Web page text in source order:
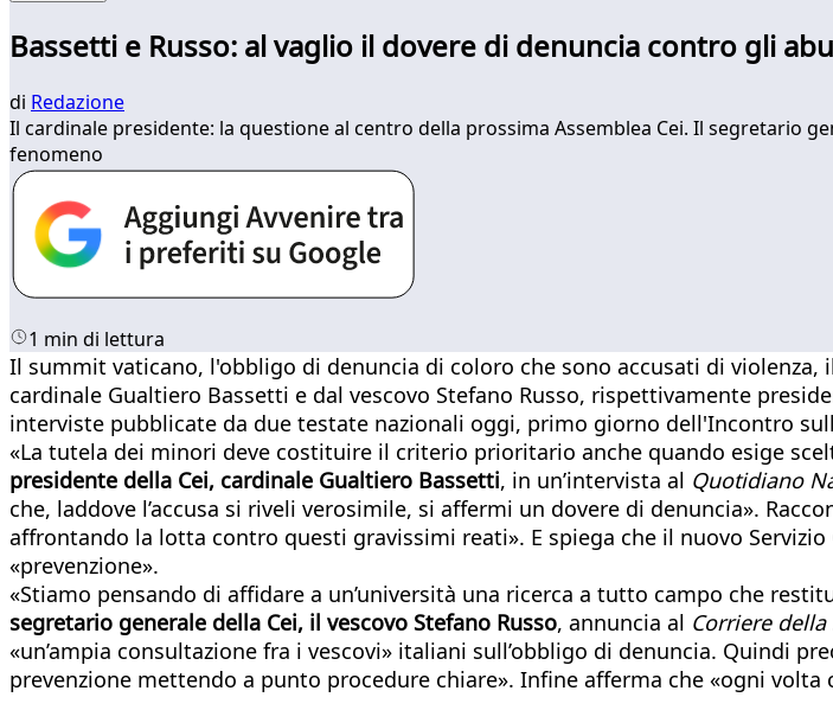
Bassetti e Russo: al vaglio il dovere di denuncia contro gli
di Redazione
Il cardinale presidente: la questione al centro della prossima Assemblea Cei. Il segretario
fenomeno
1 min di lettura
Il summit vaticano, l'obbligo di denuncia di coloro che sono accusati di
cardinale Gualtiero Bassetti e dal vescovo Stefano Russo, rispettivamente
interviste pubblicate da due testate nazionali oggi, primo giorno dell'Incontro
«La tutela dei minori deve costituire il criterio prioritario anche quando esige
presidente della Cei, cardinale Gualtiero Bassetti, in un’intervista al Quotidiano
che, laddove l’accusa si riveli verosimile, si affermi un dovere di denuncia».
affrontando la lotta contro questi gravissimi reati». E spiega che il nuovo
«prevenzione».
«Stiamo pensando di affidare a un’università una ricerca a tutto campo che
segretario generale della Cei, il vescovo Stefano Russo, annuncia al Corriere della
«un’ampia consultazione fra i vescovi» italiani sull’obbligo di denuncia. Quindi
prevenzione mettendo a punto procedure chiare». Infine afferma che «ogni